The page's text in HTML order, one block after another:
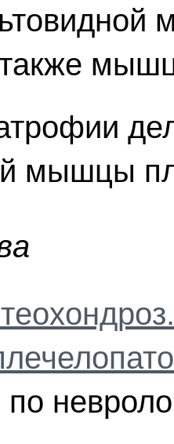
мышцы